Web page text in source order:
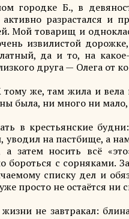
городке Б., в
разрастался и
Мой товарищ и
извилистой
да и то, на
друга — Олега от
же, там жила и
была, ни много ни
в крестьянские
на пастбище, а
а затем носить всё
бороться с сорняками.
списку дел и
просто не остаётся ни
не завтракал: